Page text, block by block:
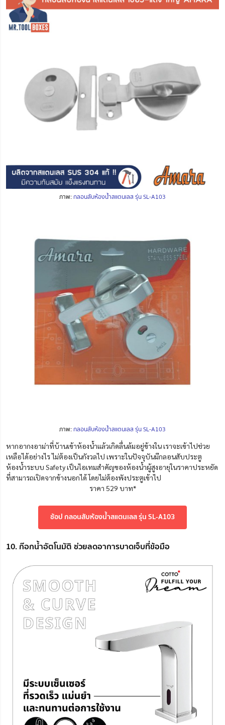
ภาพ:กลอนสับห้องน้ำสแตนเลส รุ่น SL-A103
ภาพ:กลอนสับห้องน้ำสแตนเลส รุ่น SL-A103
หากอากงอาม่าที่บ้านเข้าห้องน้ำแล้วเกิดลื่นล้มอยู่ข้างใน เราจะเข้าไปช่วย
เหลือได้อย่างไร ไม่ต้องเป็นกังวลไป เพราะในปัจจุบันมีกลอนสับประตู
ห้องน้ำระบบ Safety เป็นไอเทมสำคัญของห้องน้ำผู้สูงอายุในราคาประหยัด
ที่สามารถเปิดจากข้างนอกได้ โดยไม่ต้องพังประตูเข้าไป
ราคา 529 บาท*
ช้อป กลอนสับห้องน้ำสแตนเลส รุ่น SL-A103
10. ก๊อกน้ำอัตโนมัติ ช่วยลดอาการบาดเจ็บที่ข้อมือ